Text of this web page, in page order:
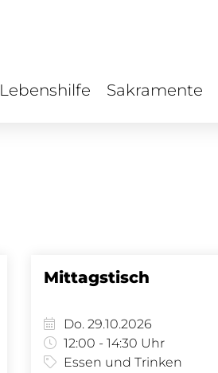
Lebenshilfe Sakramente
Mittagstisch
Do. 29.10.2026
12:00 - 14:30 Uhr
Essen und Trinken